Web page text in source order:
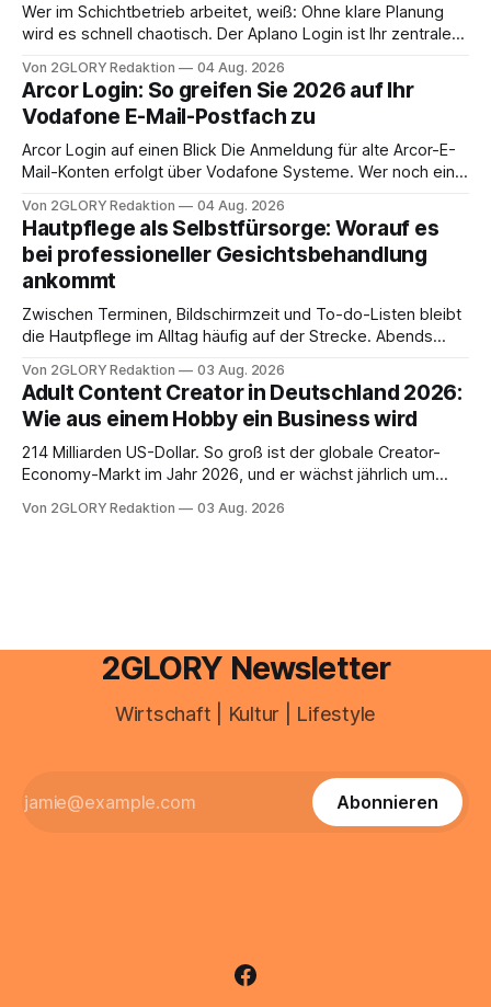
Wer im Schichtbetrieb arbeitet, weiß: Ohne klare Planung
wird es schnell chaotisch. Der Aplano Login ist Ihr zentraler
abwesenheiten und die gesamte kommunikation rund um
Ihr personal digital zu organisieren. In diesem Leitfaden
erfahren Sie alles, was Sie für einen reibungslosen Einstieg
brauchen, von der Registrierung
Von 2GLORY Redaktion 04 Aug. 2026
Arcor Login: So greifen Sie 2026 auf Ihr
Vodafone E-Mail-Postfach zu
Arcor Login auf einen Blick Die Anmeldung für alte Arcor-E-
Mail-Konten erfolgt über Vodafone Systeme. Wer noch eine
besitzt, loggt sich heute über das Vodafone E-Mail & Cloud
Portal ein. Der klassische Arcor Login über mail.
Von 2GLORY Redaktion 04 Aug. 2026
Hautpflege als Selbstfürsorge: Worauf es
bei professioneller Gesichtsbehandlung
ankommt
Zwischen Terminen, Bildschirmzeit und To-do-Listen bleibt
die Hautpflege im Alltag häufig auf der Strecke. Abends
Drogerie – mehr ist zeitlich oft nicht drin. Dabei reagiert die
Haut empfindlich auf Stress, Schlafmangel und
Umwelteinflüsse: Sie wirkt müde, spannt oder neigt zu
Unreinheiten. Professionelle
Von 2GLORY Redaktion 03 Aug. 2026
Adult Content Creator in Deutschland 2026:
Wie aus einem Hobby ein Business wird
214 Milliarden US-Dollar. So groß ist der globale Creator-
Economy-Markt im Jahr 2026, und er wächst jährlich um
ist längst ein ernstzunehmender Wirtschaftszweig. Weltweit
Von 2GLORY Redaktion 03 Aug. 2026
2GLORY Newsletter
Wirtschaft | Kultur | Lifestyle
Abonnieren